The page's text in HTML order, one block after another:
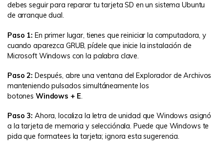
debes seguir para reparar tu tarjeta SD en un sistema Ubuntu
de arranque dual.
Paso 1: En primer lugar, tienes que reiniciar la computadora, y
cuando aparezca GRUB, pídele que inicie la instalación de
Microsoft Windows con la palabra clave.
Paso 2: Después, abre una ventana del Explorador de Archivos
manteniendo pulsados simultáneamente los
botones Windows + E.
Paso 3: Ahora, localiza la letra de unidad que Windows asignó
a la tarjeta de memoria y selecciónala. Puede que Windows te
pida que formatees la tarjeta; ignora esta sugerencia.